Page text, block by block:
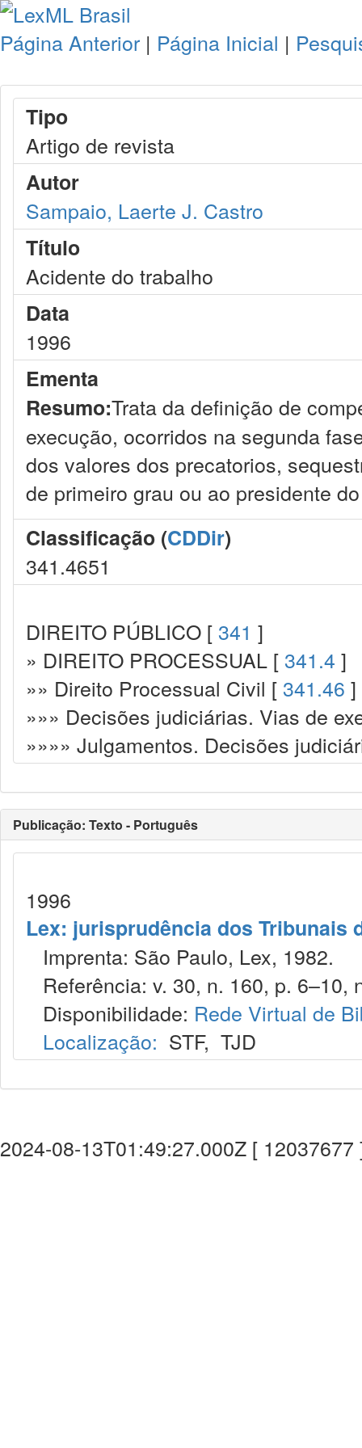
Página Anterior | Página Inicial |
Tipo
Artigo de revista
Autor
Sampaio, Laerte J. Castro
Título
Acidente do trabalho
Data
1996
Ementa
Resumo:Trata da definição de
execução, ocorridos na segunda
dos valores dos precatorios,
de primeiro grau ou ao presidente
Classificação (CDDir)
341.4651
DIREITO PÚBLICO [ 341 ]
» DIREITO PROCESSUAL [ 341.4 ]
»» Direito Processual Civil [ 341.46 ]
»»» Decisões judiciárias. Vias de
»»»» Julgamentos. Decisões
Publicação: Texto - Português
1996
Lex: jurisprudência dos Tribunais
Imprenta: São Paulo, Lex, 1982.
Referência: v. 30, n. 160, p. 6–10,
Disponibilidade: Rede Virtual de
Localização: STF, TJD
2024-08-13T01:49:27.000Z [ 12037677